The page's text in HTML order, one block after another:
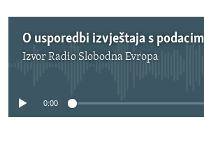
IzvorRadio Slobodna Evropa
No media source
0:00